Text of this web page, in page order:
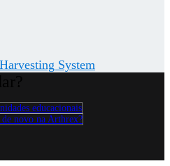
System
educacionais
de novo na Arthrex?